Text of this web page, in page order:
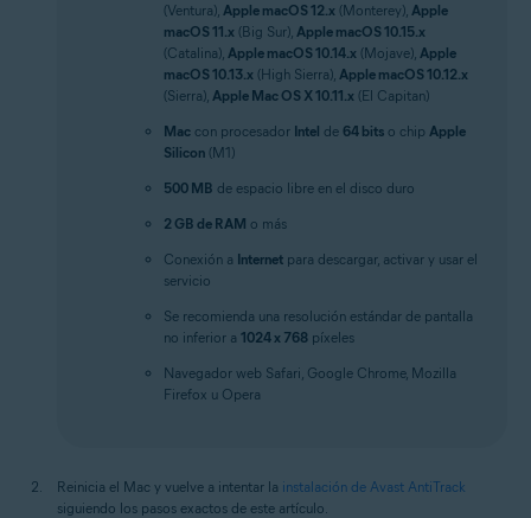
(Ventura), Apple macOS 12.x (Monterey), Apple
macOS 11.x (Big Sur), Apple macOS 10.15.x
(Catalina), Apple macOS 10.14.x (Mojave), Apple
macOS 10.13.x (High Sierra), Apple macOS 10.12.x
(Sierra), Apple Mac OS X 10.11.x (El Capitan)
Mac con procesador Intel de 64 bits o chip Apple
Silicon (M1)
500 MB de espacio libre en el disco duro
2 GB de RAM o más
Conexión a Internet para descargar, activar y usar el
servicio
Se recomienda una resolución estándar de pantalla
no inferior a 1024 x 768 píxeles
Navegador web Safari, Google Chrome, Mozilla
Firefox u Opera
Reinicia el Mac y vuelve a intentar la instalación de Avast AntiTrack
siguiendo los pasos exactos de este artículo.